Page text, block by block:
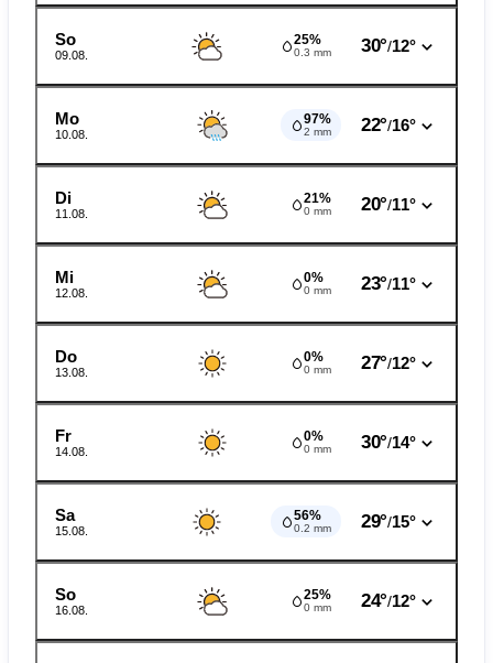
So
09.08.
25%
0.3 mm 30°/12°
Mo
10.08.
97%
2 mm 22°/16°
Di
11.08.
21%
0 mm 20°/11°
Mi
12.08.
0%
0 mm 23°/11°
Do
13.08.
0%
0 mm 27°/12°
Fr
14.08.
0%
0 mm 30°/14°
Sa
15.08.
56%
0.2 mm 29°/15°
So
16.08.
25%
0 mm 24°/12°